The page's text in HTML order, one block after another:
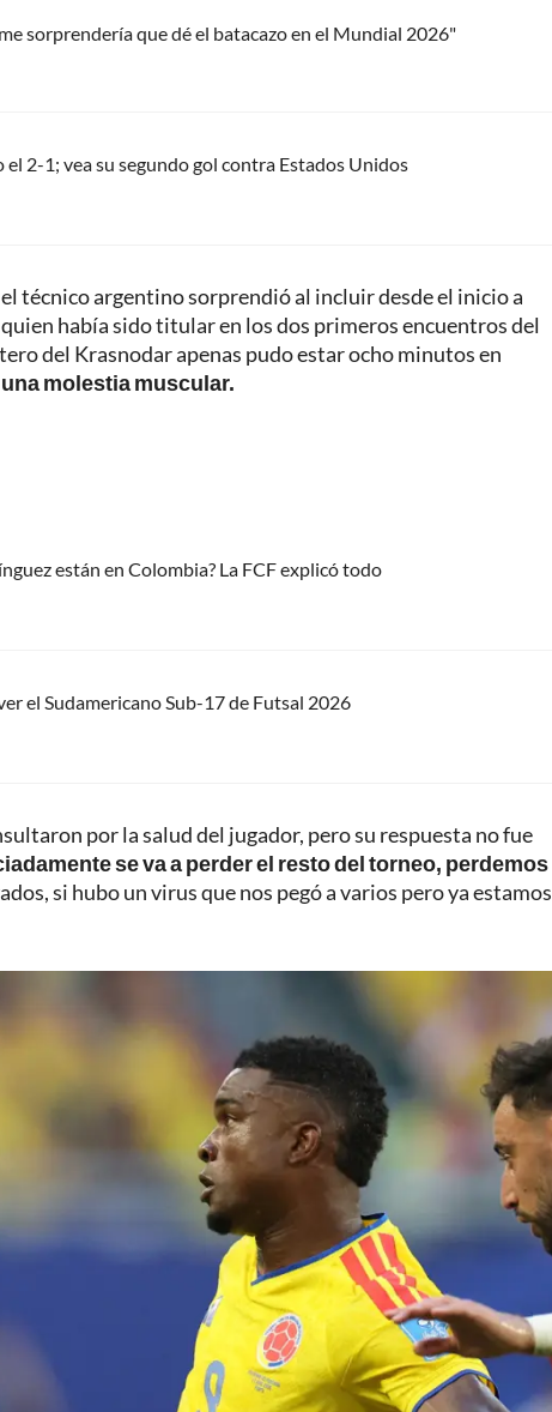
sorprendería que dé el batacazo en el Mundial 2026"
2-1; vea su segundo gol contra Estados Unidos
técnico argentino sorprendió al incluir desde el inicio a
había sido titular en los dos primeros encuentros del
del Krasnodar apenas pudo estar ocho minutos en
molestia muscular.
están en Colombia? La FCF explicó todo
el Sudamericano Sub-17 de Futsal 2026
por la salud del jugador, pero su respuesta no fue
se va a perder el resto del torneo, perdemos
si hubo un virus que nos pegó a varios pero ya estamos